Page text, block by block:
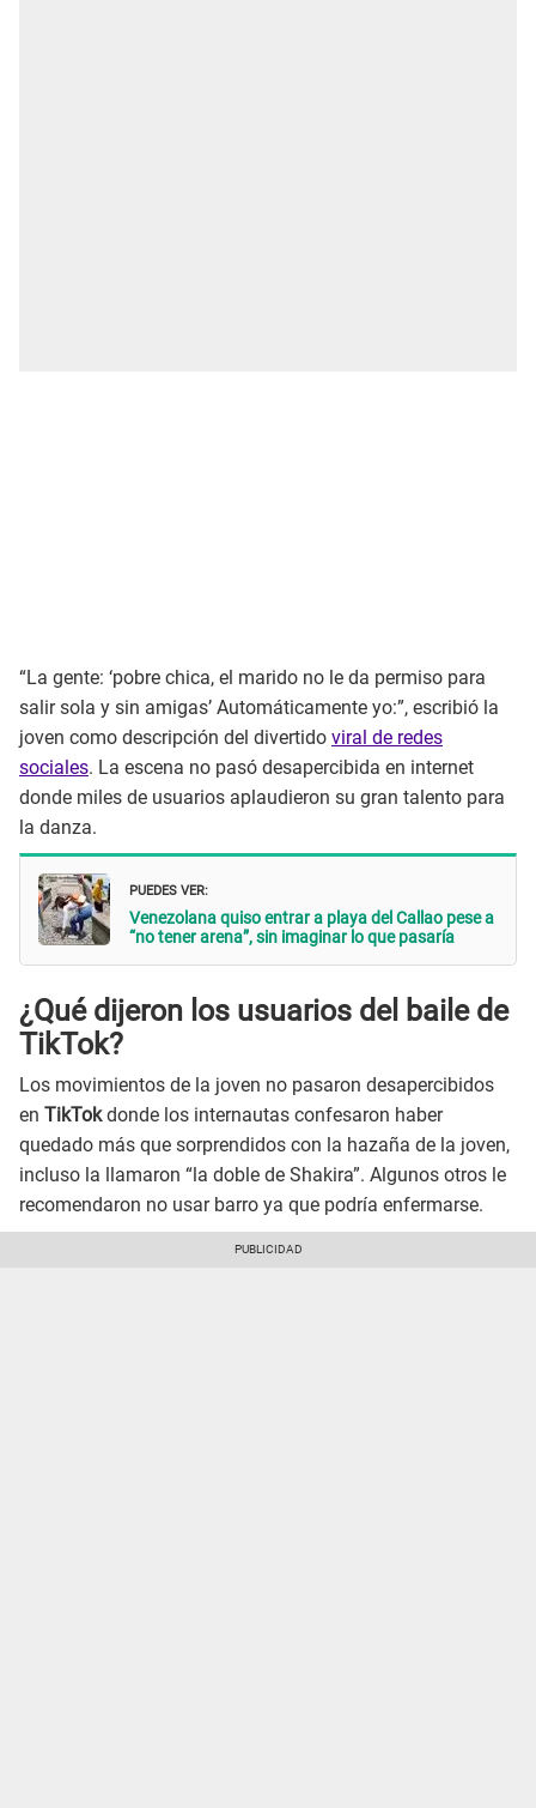
“La gente: ‘pobre chica, el marido no le da permiso para
salir sola y sin amigas’ Automáticamente yo:”, escribió la
joven como descripción del divertido viral de redes
sociales. La escena no pasó desapercibida en internet
donde miles de usuarios aplaudieron su gran talento para
la danza.
PUEDES VER:
Venezolana quiso entrar a playa del Callao pese a
“no tener arena”, sin imaginar lo que pasaría
¿Qué dijeron los usuarios del baile de
TikTok?
Los movimientos de la joven no pasaron desapercibidos
en TikTokdonde los internautas confesaron haber
quedado más que sorprendidos con la hazaña de la joven,
incluso la llamaron “la doble de Shakira”. Algunos otros le
recomendaron no usar barro ya que podría enfermarse.